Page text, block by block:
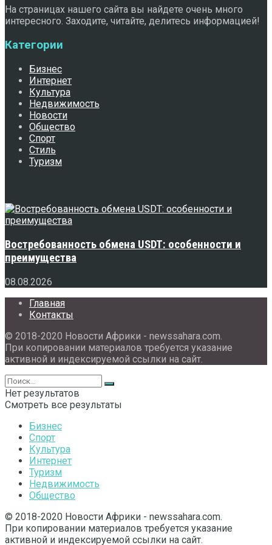
На страницах нашего сайта вы найдете очень много
интересного. Заходите, читайте, делитесь информацией!
Категории
Бизнес
Интернет
Культура
Недвижимость
Новости
Общество
Спорт
Стиль
Туризм
Востребованность обмена USDT: особенности и
преимущества
08.08.2026
Главная
Контакты
© 2018-2020 Новости Африки - newssahara.com.
При копировании материалов требуется указание
активной и индексируемой ссылки на сайт.
Нет результатов
Смотреть все результаты
Бизнес
Спорт
Культура
Интернет
Туризм
Недвижимость
Общество
© 2018-2020 Новости Африки - newssahara.com.
При копировании материалов требуется указание
активной и индексируемой ссылки на сайт.